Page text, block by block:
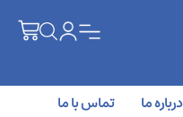
درباره ما تماس با ما